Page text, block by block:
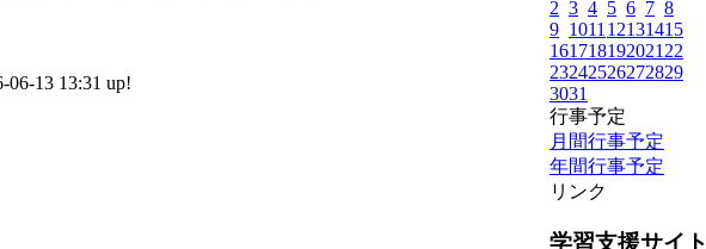
06-13 13:31 up!
2 3 4 5 6 7 8
9 1011 12131415
161718192021 22
23242526272829
3031
行事予定
月間行事予定
年間行事予定
リンク
学習支援サイト